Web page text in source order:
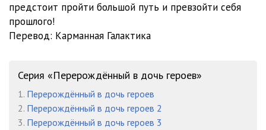
предстоит пройти большой путь и превзойти себя
прошлого!
Перевод: Карманная Галактика
Серия «Перерождённый в дочь героев»
1. Перерождённый в дочь героев
2. Перерождённый в дочь героев 2
3. Перерождённый в дочь героев 3